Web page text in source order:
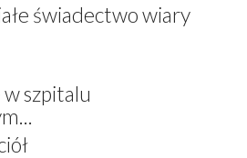
świadectwo wiary
w szpitalu